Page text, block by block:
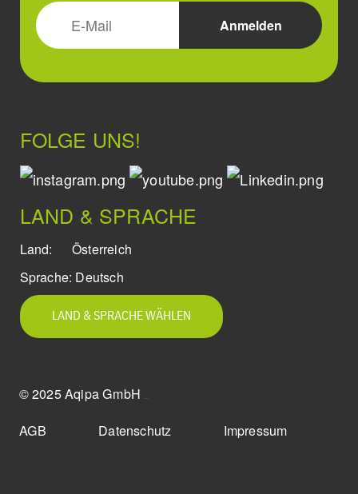
FOLGE UNS!
LAND & SPRACHE
Land:
Österreich
Sprache: Deutsch
LAND & SPRACHE WÄHLEN
© 2025 Aqipa GmbH
AGB Datenschutz Impressum